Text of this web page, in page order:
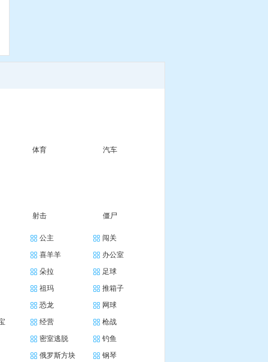
体育 汽车
射击 僵尸
公主
闯关
喜羊羊
办公室
朵拉
足球
祖玛
推箱子
恐龙
网球
经营
枪战
密室逃脱
钓鱼
俄罗斯方块
钢琴